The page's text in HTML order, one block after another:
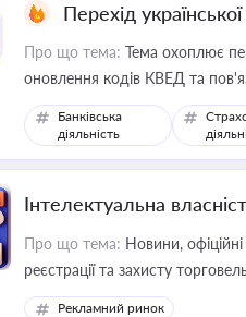
Перехід
Про що тема: Тема охоплює
оновлення кодів КВЕД та
Банківська
діяльність
Інтелектуальна
Про що тема: Новини,
реєстрації та захисту
законодавстві у цій сфері
Рекламний ринок